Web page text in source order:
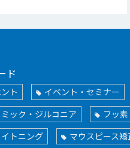
ド
ト イベント・セミナー
ック・ジルコニア
フッ素
トニング
マウスピース矯